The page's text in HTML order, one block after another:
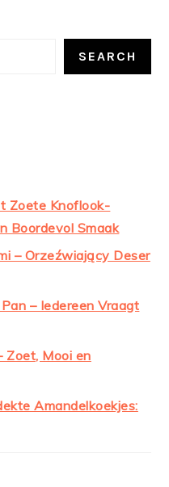
SEARCH
Zoete Knoflook-
Boordevol Smaak
– Orzeźwiający Deser
– Iedereen Vraagt
Zoet, Mooi en
Amandelkoekjes: